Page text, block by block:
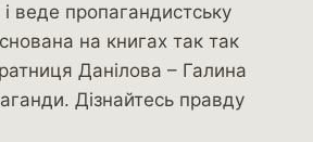
веде пропагандистську
на книгах так так
Данілова – Галина
Дізнайтесь правду